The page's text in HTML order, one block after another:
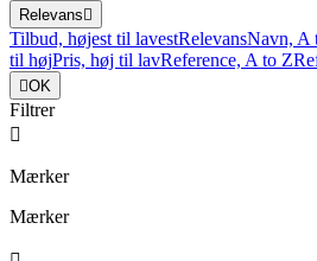
Relevans
Tilbud, højest til lavestRelevansNavn, A
til højPris, høj til lavReference, A to Z
OK
Filtrer

Mærker
Mærker